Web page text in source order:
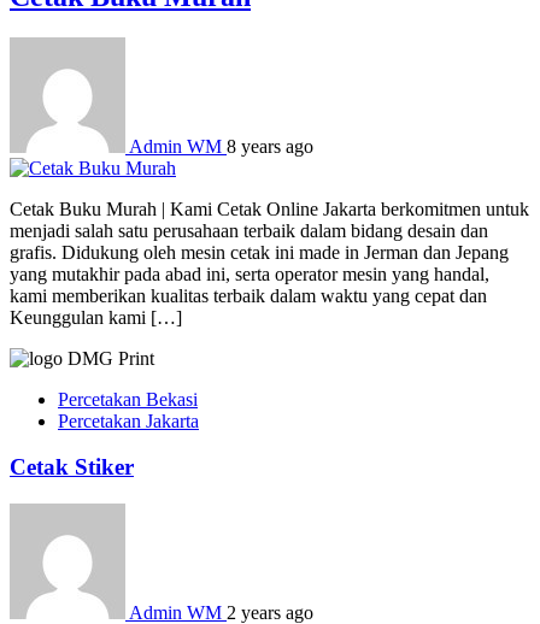
Admin WM 8 years ago
Cetak Buku Murah | Kami Cetak Online Jakarta berkomitmen untuk
menjadi salah satu perusahaan terbaik dalam bidang desain dan
grafis. Didukung oleh mesin cetak ini made in Jerman dan Jepang
yang mutakhir pada abad ini, serta operator mesin yang handal,
kami memberikan kualitas terbaik dalam waktu yang cepat dan
Keunggulan kami […]
Percetakan Bekasi
Percetakan Jakarta
Cetak Stiker
Admin WM 2 years ago